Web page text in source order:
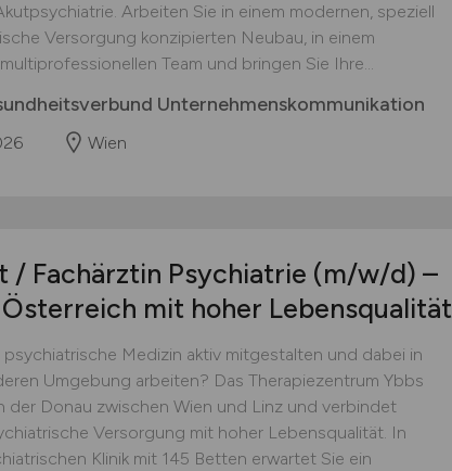
Arbeiten Sie in einem modernen, speziell
Versorgung konzipierten Neubau, in einem
Team und bringen Sie Ihre...
Unternehmenskommunikation
Wien
/ Fachärztin Psychiatrie (m/w/d) –
mit hoher Lebensqualität
Medizin aktiv mitgestalten und dabei in
Umgebung arbeiten? Das Therapiezentrum Ybbs
der Donau zwischen Wien und Linz und verbindet
Versorgung mit hoher Lebensqualität. In
Klinik mit 145 Betten erwartet Sie ein